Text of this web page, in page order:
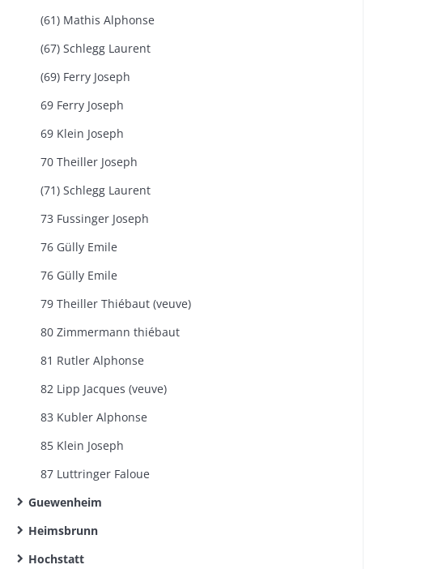
(61) Mathis Alphonse
(67) Schlegg Laurent
(69) Ferry Joseph
69 Ferry Joseph
69 Klein Joseph
70 Theiller Joseph
(71) Schlegg Laurent
73 Fussinger Joseph
76 Gülly Emile
76 Gülly Emile
79 Theiller Thiébaut (veuve)
80 Zimmermann thiébaut
81 Rutler Alphonse
82 Lipp Jacques (veuve)
83 Kubler Alphonse
85 Klein Joseph
87 Luttringer Faloue
Guewenheim
Heimsbrunn
Hochstatt